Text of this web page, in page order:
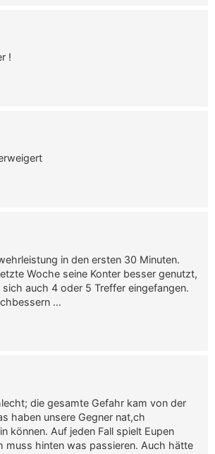
!
in den ersten 30 Minuten.
Woche seine Konter besser genutzt,
auch 4 oder 5 Treffer eingefangen.
…
die gesamte Gefahr kam von der
haben unsere Gegner nat,ch
können. Auf jeden Fall spielt Eupen
muss hinten was passieren. Auch hätte